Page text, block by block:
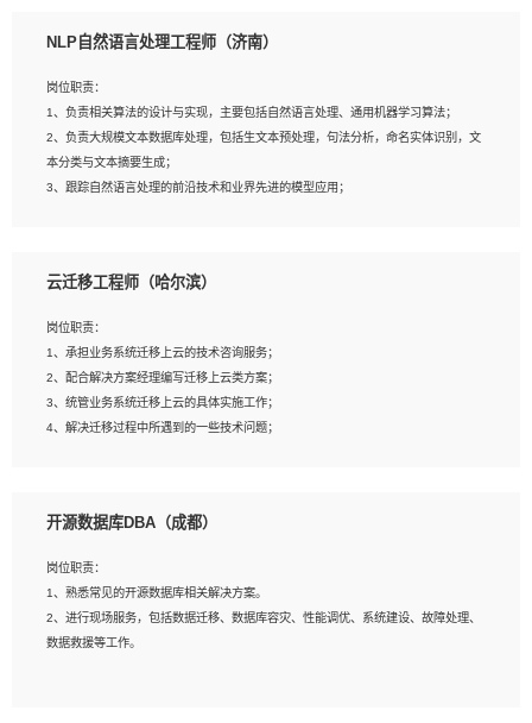
验的更佳；
3、熟悉数据库开发，熟悉Mysql、Oracle、MongoDb数据库应用开发其中一种；
4、熟悉Python Wed框架（Django/Flask...）代码能力优秀，熟悉编码规范和具备
良好的文档编写能力）；
5、沟通表达能力强，具备团队协作能力。
NLP自然语言处理工程师（济南）
岗位职责：
1、负责相关算法的设计与实现，主要包括自然语言处理、通用机器学习算法；
2、负责大规模文本数据库处理，包括生文本预处理，句法分析，命名实体识别，文
本分类与文本摘要生成；
3、跟踪自然语言处理的前沿技术和业界先进的模型应用；
岗位要求：
2、熟悉tensorflow，keras，pytorch等常规深度学习框架，快速根据客户需求实现
有效的模型；
3、熟悉掌握至少一种编程语言，如：Python，Java；
4、 熟悉NLP相关算法与实现；
5、至少有一次及以上问答系统的项目实践，熟悉问答系统全流程开发者优先；
云迁移工程师（哈尔滨）
岗位职责：
1、承担业务系统迁移上云的技术咨询服务；
2、配合解决方案经理编写迁移上云类方案；
3、统管业务系统迁移上云的具体实施工作；
4、解决迁移过程中所遇到的一些技术问题；
1、专科及以上学历，三年以上工作经验，计算机等相关专业；
3、熟悉常见操作系统、存储、网络、 IO 等相关原理；
4、具有迁移工具实操经验，具备P2V、V2V迁移能力；
5、熟练华为、VMware虚拟化、云计算及云存储技术；
6、熟悉主流数据库、应用服务器、中间件部署架构和运维方法；
开源数据库DBA（成都）
岗位职责：
1、熟悉常见的开源数据库相关解决方案。
2、进行现场服务，包括数据迁移、数据库容灾、性能调优、系统建设、故障处理、
数据救援等工作。